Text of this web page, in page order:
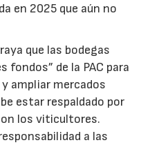
en 2025 que aún no
que las bodegas
fondos” de la PAC para
ampliar mercados
estar respaldado por
los viticultores.
a las